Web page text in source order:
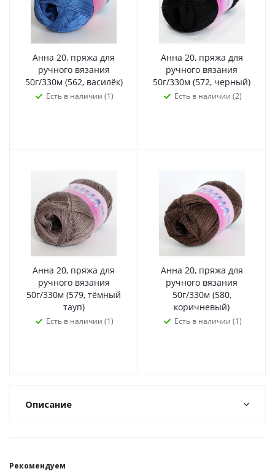
Анна 20, пряжа для
ручного вязания
50г/330м (562, василёк)
Есть в наличии (1)
Анна 20, пряжа для
ручного вязания
50г/330м (572, черный)
Есть в наличии (2)
Анна 20, пряжа для
ручного вязания
50г/330м (579, тёмный
тауп)
Есть в наличии (1)
Анна 20, пряжа для
ручного вязания
50г/330м (580,
коричневый)
Есть в наличии (1)
Описание
Рекомендуем